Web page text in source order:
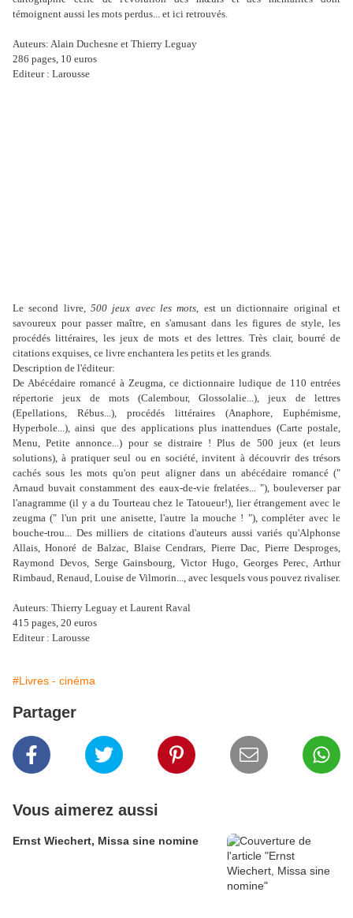
témoignent aussi les mots perdus... et ici retrouvés.
Auteurs: Alain Duchesne et Thierry Leguay
286 pages, 10 euros
Editeur : Larousse
Le second livre, 500 jeux avec les mots, est un dictionnaire original et
savoureux pour passer maître, en s'amusant dans les figures de style, les
procédés littéraires, les jeux de mots et des lettres. Très clair, bourré de
citations exquises, ce livre enchantera les petits et les grands.
Description de l'éditeur:
De Abécédaire romancé à Zeugma, ce dictionnaire ludique de 110 entrées
répertorie jeux de mots (Calembour, Glossolalie...), jeux de lettres
(Epellations, Rébus...), procédés littéraires (Anaphore, Euphémisme,
Hyperbole...), ainsi que des applications plus inattendues (Carte postale,
Menu, Petite annonce...) pour se distraire ! Plus de 500 jeux (et leurs
solutions), à pratiquer seul ou en société, invitent à découvrir des trésors
cachés sous les mots qu'on peut aligner dans un abécédaire romancé ("
Arnaud buvait constamment des eaux-de-vie frelatées... "), bouleverser par
l'anagramme (il y a du Tourteau chez le Tatoueur!), lier étrangement avec le
zeugma (" l'un prit une anisette, l'autre la mouche ! "), compléter avec le
bouche-trou... Des milliers de citations d'auteurs aussi variés qu'Alphonse
Allais, Honoré de Balzac, Blaise Cendrars, Pierre Dac, Pierre Desproges,
Raymond Devos, Serge Gainsbourg, Victor Hugo, Georges Perec, Arthur
Rimbaud, Renaud, Louise de Vilmorin..., avec lesquels vous pouvez rivaliser.
Auteurs: Thierry Leguay et Laurent Raval
415 pages, 20 euros
Editeur : Larousse
#Livres - cinéma
Partager
Vous aimerez aussi
Ernst Wiechert, Missa sine nomine